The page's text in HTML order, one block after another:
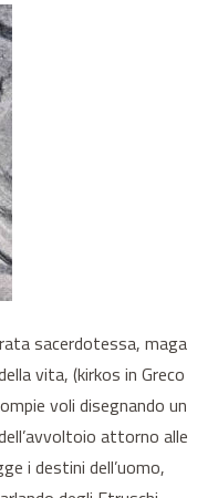
sacerdotessa, maga
vita, (kirkos in Greco
voli disegnando un
attorno alle
i destini dell’uomo,